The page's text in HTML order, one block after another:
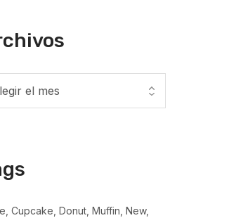
Cupcake Donut Muffin New